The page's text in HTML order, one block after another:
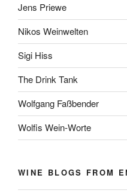
Jens Priewe
Nikos Weinwelten
Sigi Hiss
The Drink Tank
Wolfgang Faßbender
Wolfis Wein-Worte
WINE BLOGS FROM